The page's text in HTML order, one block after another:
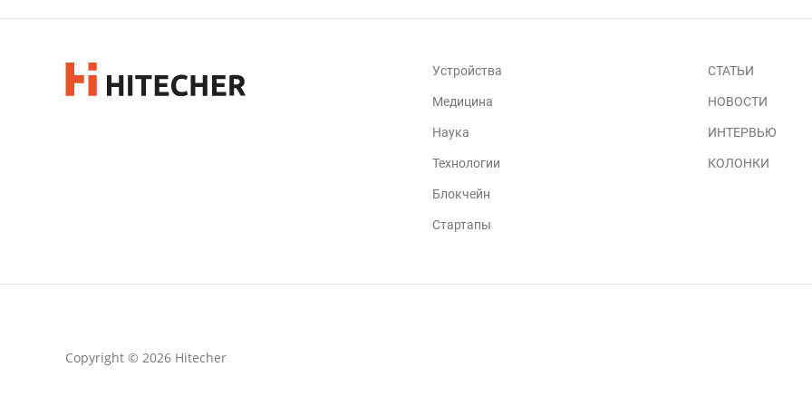
Устройства
Медицина
Наука
Технологии
Блокчейн
Стартапы
СТАТЬИ
НОВОСТИ
ИНТЕРВЬЮ
КОЛОНКИ
Copyright © 2026 Hitecher